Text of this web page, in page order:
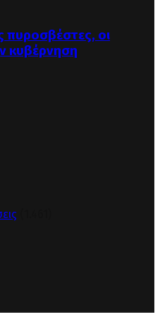
πυροσβέστες, οι
κυβέρνηση